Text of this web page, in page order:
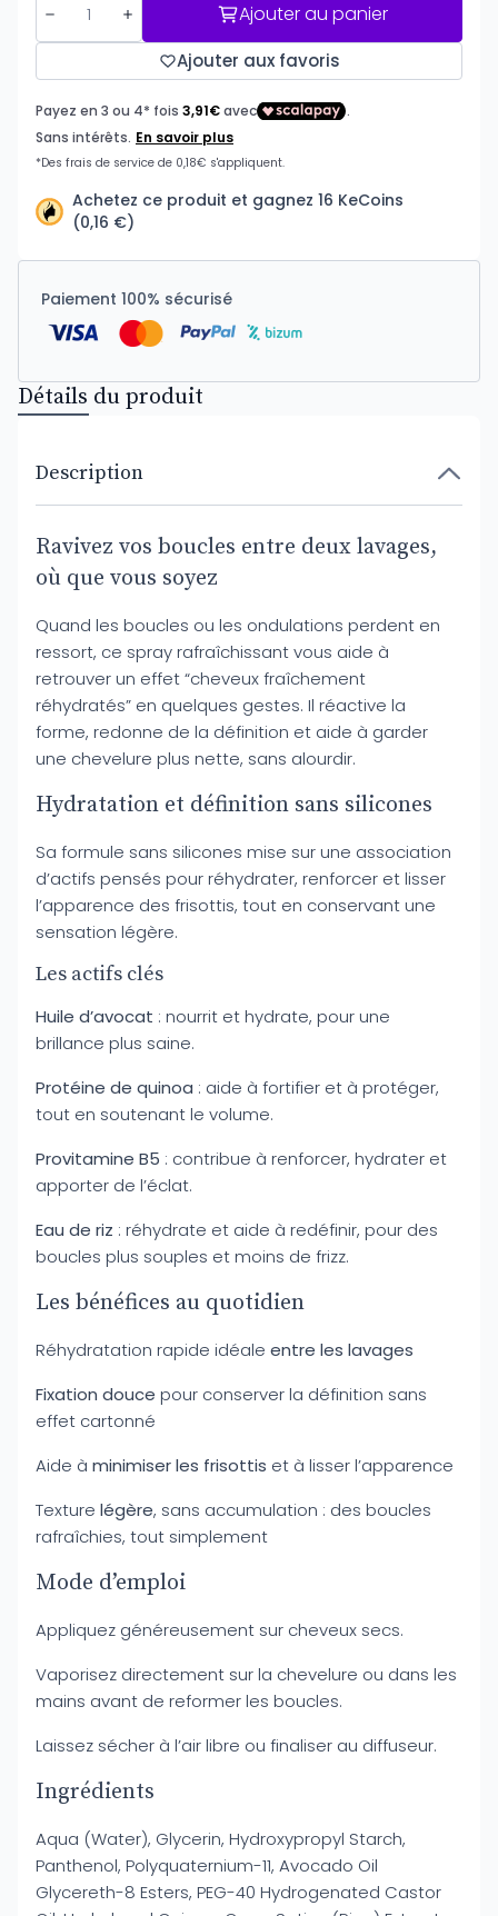
Ajouter au panier
Ajouter aux favoris
Achetez ce produit et gagnez 16 KeCoins
(0,16 €)
Paiement 100% sécurisé
Détails du produit
Description
Ravivez vos boucles entre deux lavages,
où que vous soyez
Quand les boucles ou les ondulations perdent en
ressort, ce spray rafraîchissant vous aide à
retrouver un effet “cheveux fraîchement
réhydratés” en quelques gestes. Il réactive la
forme, redonne de la définition et aide à garder
une chevelure plus nette, sans alourdir.
Hydratation et définition sans silicones
Sa formule sans silicones mise sur une association
d’actifs pensés pour réhydrater, renforcer et lisser
l’apparence des frisottis, tout en conservant une
sensation légère.
Les actifs clés
Huile d’avocat : nourrit et hydrate, pour une
brillance plus saine.
Protéine de quinoa : aide à fortifier et à protéger,
tout en soutenant le volume.
Provitamine B5 : contribue à renforcer, hydrater et
apporter de l’éclat.
Eau de riz : réhydrate et aide à redéfinir, pour des
boucles plus souples et moins de frizz.
Les bénéfices au quotidien
Réhydratation rapide idéale entre les lavages
Fixation douce pour conserver la définition sans
effet cartonné
Aide à minimiser les frisottis et à lisser l’apparence
Texture légère, sans accumulation : des boucles
rafraîchies, tout simplement
Mode d’emploi
Appliquez généreusement sur cheveux secs.
Vaporisez directement sur la chevelure ou dans les
mains avant de reformer les boucles.
Laissez sécher à l’air libre ou finaliser au diffuseur.
Ingrédients
Aqua (Water), Glycerin, Hydroxypropyl Starch,
Panthenol, Polyquaternium-11, Avocado Oil
Glycereth-8 Esters, PEG-40 Hydrogenated Castor